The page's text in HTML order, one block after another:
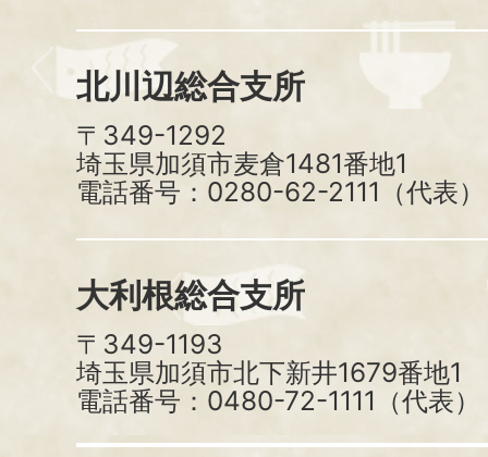
北川辺総合支所
〒349-1292
埼玉県加須市麦倉1481番地1
電話番号：0280-62-2111（代表）
大利根総合支所
〒349-1193
埼玉県加須市北下新井1679番地1
電話番号：0480-72-1111（代表）